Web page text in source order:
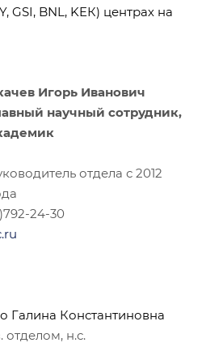
GSI, BNL, KEК) центрах на
Игорь Иванович
научный сотрудник,
отдела с 2012
24-30
Галина Константиновна
отделом, н.с.